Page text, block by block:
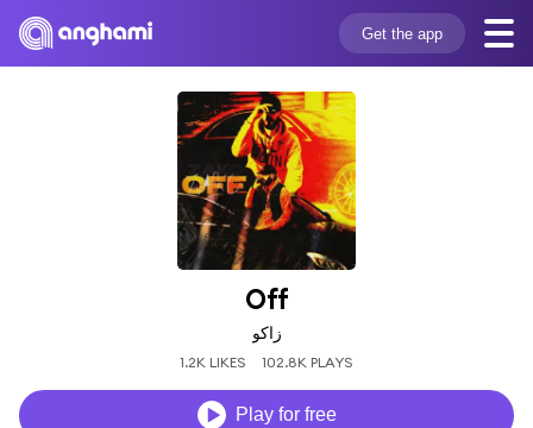
Get the app
Off
زاكو
1.2K LIKES 102.8K PLAYS
Play for free